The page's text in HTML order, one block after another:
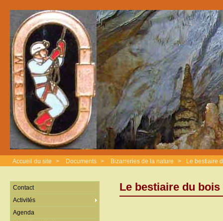
Accueil du site > Documents > Bizarreries de la nature > Le bestiaire
Le bestiaire du
Contact
Activités
Agenda